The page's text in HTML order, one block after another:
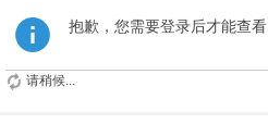
抱歉，您需要登录后才能查看
请稍候...